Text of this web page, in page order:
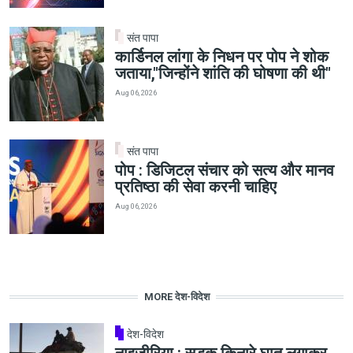
संत पापा
कार्डिनल लांगा के निधन पर पोप ने शोक
जताया,"जिन्होंने शांति की घोषणा की थी"
Aug 06, 2026
संत पापा
पोप : डिजिटल संचार को सत्य और मानव
प्रतिष्ठा की सेवा करनी चाहिए
Aug 06, 2026
MORE देश-विदेश
देश-विदेश